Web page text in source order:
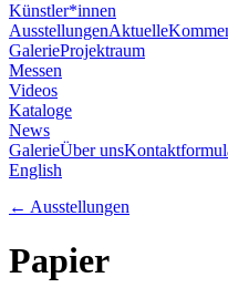
Künstler*innen
AusstellungenAktuelle
GalerieProjektraum
Messen
Videos
Kataloge
News
GalerieÜber uns
English
← Ausstellungen
Papier